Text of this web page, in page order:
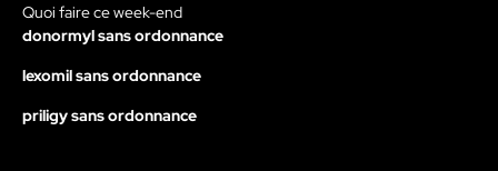
Quoi faire ce week-end
donormyl sans ordonnance
lexomil sans ordonnance
priligy sans ordonnance